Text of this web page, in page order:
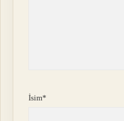
İsim*